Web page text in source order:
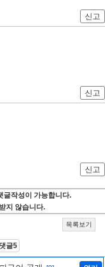
신고
신고
신고
글작성이 가능합니다.
지 않습니다.
목록보기
글5